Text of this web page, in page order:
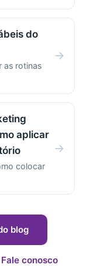
do
as rotinas
→
aplicar
colocar
→
blog
Fale conosco